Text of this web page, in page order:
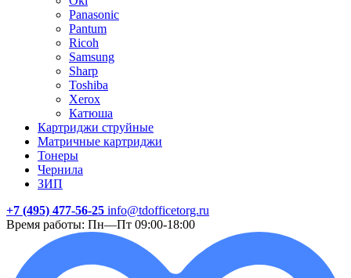
Panasonic
Pantum
Ricoh
Samsung
Sharp
Toshiba
Xerox
Катюша
Картриджи струйные
Матричные картриджи
Тонеры
Чернила
ЗИП
+7 (495) 477-56-25 info@tdofficetorg.ru
Время работы: Пн—Пт 09:00-18:00